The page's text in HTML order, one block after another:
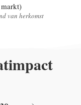
van herkomst